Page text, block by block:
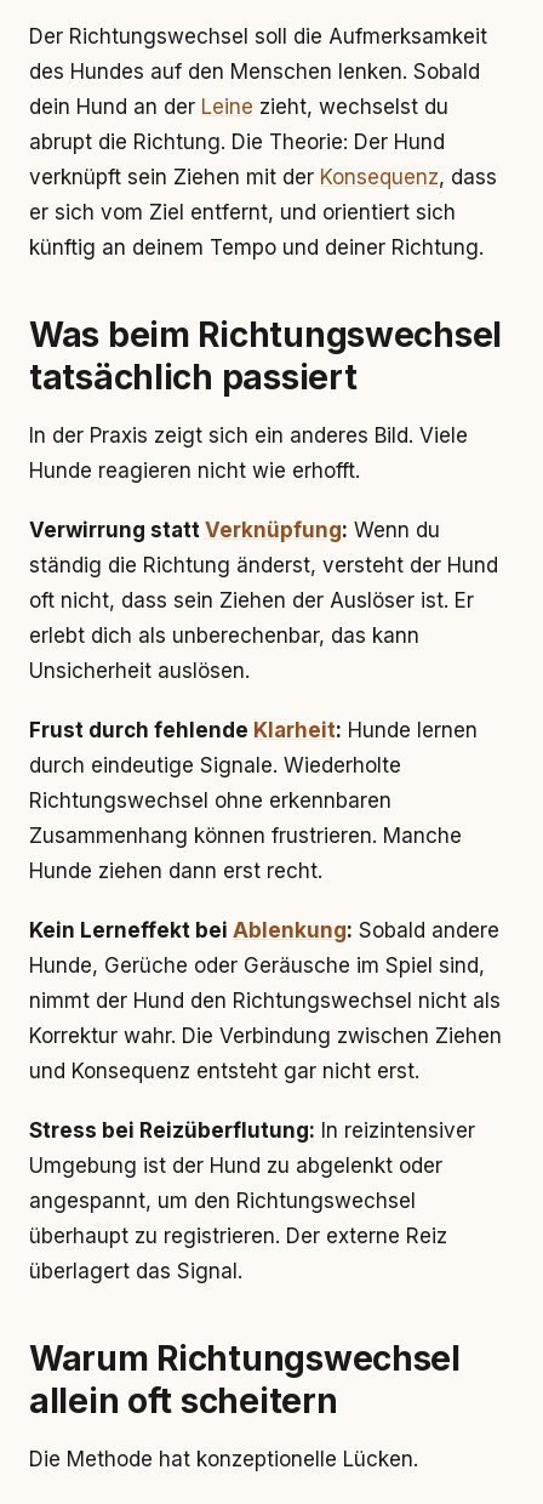
Der Richtungswechsel soll die Aufmerksamkeit
des Hundes auf den Menschen lenken. Sobald
dein Hund an der Leine zieht, wechselst du
abrupt die Richtung. Die Theorie: Der Hund
verknüpft sein Ziehen mit der Konsequenz, dass
er sich vom Ziel entfernt, und orientiert sich
künftig an deinem Tempo und deiner Richtung.
Was beim Richtungswechsel
tatsächlich passiert
In der Praxis zeigt sich ein anderes Bild. Viele
Hunde reagieren nicht wie erhofft.
Verwirrung statt Verknüpfung: Wenn du
ständig die Richtung änderst, versteht der Hund
oft nicht, dass sein Ziehen der Auslöser ist. Er
erlebt dich als unberechenbar, das kann
Unsicherheit auslösen.
Frust durch fehlende Klarheit: Hunde lernen
durch eindeutige Signale. Wiederholte
Richtungswechsel ohne erkennbaren
Zusammenhang können frustrieren. Manche
Hunde ziehen dann erst recht.
Kein Lerneffekt bei Ablenkung: Sobald andere
Hunde, Gerüche oder Geräusche im Spiel sind,
nimmt der Hund den Richtungswechsel nicht als
Korrektur wahr. Die Verbindung zwischen Ziehen
und Konsequenz entsteht gar nicht erst.
Stress bei Reizüberflutung: In reizintensiver
Umgebung ist der Hund zu abgelenkt oder
angespannt, um den Richtungswechsel
überhaupt zu registrieren. Der externe Reiz
überlagert das Signal.
Warum Richtungswechsel
allein oft scheitern
Die Methode hat konzeptionelle Lücken.